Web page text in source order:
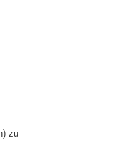
zu